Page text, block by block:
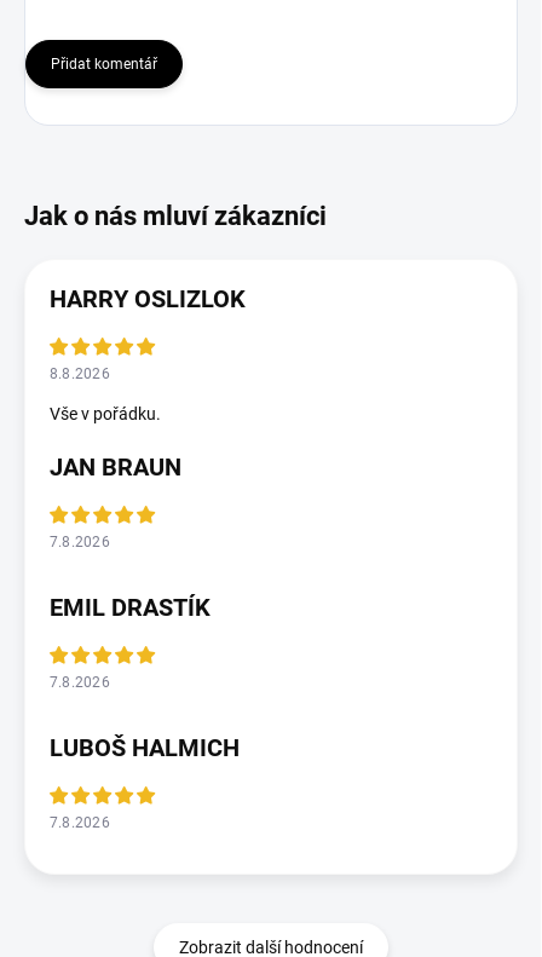
Přidat komentář
HARRY OSLIZLOK
8.8.2026
Vše v pořádku.
JAN BRAUN
7.8.2026
EMIL DRASTÍK
7.8.2026
LUBOŠ HALMICH
7.8.2026
Zobrazit další hodnocení